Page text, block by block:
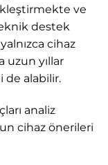
ve
destek
cihaz
uzun yıllar
de alabilir.
analiz
cihaz önerileri